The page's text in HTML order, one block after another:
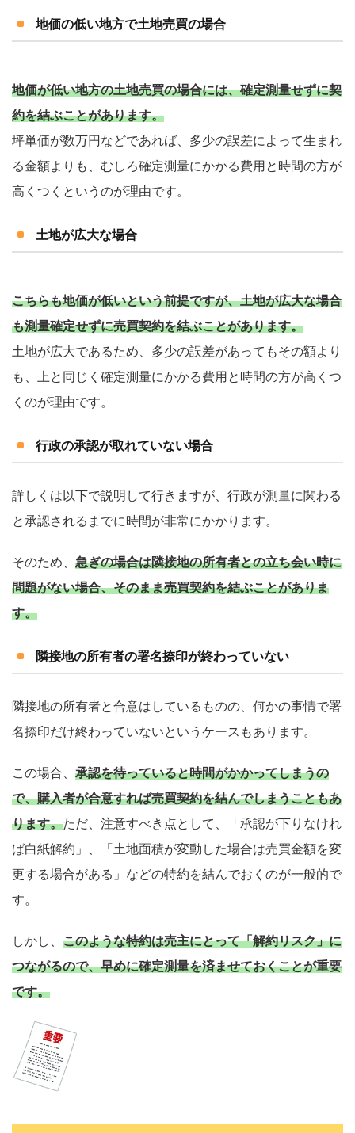
地価の低い地方で土地売買の場合
地価が低い地方の土地売買の場合には、確定測量せずに契
約を結ぶことがあります。
坪単価が数万円などであれば、多少の誤差によって生まれ
る金額よりも、むしろ確定測量にかかる費用と時間の方が
高くつくというのが理由です。
土地が広大な場合
こちらも地価が低いという前提ですが、土地が広大な場合
も測量確定せずに売買契約を結ぶことがあります。
土地が広大であるため、多少の誤差があってもその額より
も、上と同じく確定測量にかかる費用と時間の方が高くつ
くのが理由です。
行政の承認が取れていない場合
詳しくは以下で説明して行きますが、行政が測量に関わる
と承認されるまでに時間が非常にかかります。
そのため、 急ぎの場合は隣接地の所有者との立ち会い時に
問題がない場合、そのまま売買契約を結ぶことがありま
す。
隣接地の所有者の署名捺印が終わっていない
隣接地の所有者と合意はしているものの、何かの事情で署
名捺印だけ終わっていないというケースもあります。
この場合、 承認を待っていると時間がかかってしまうの
で、購入者が合意すれば売買契約を結んでしまうこともあ
ります。ただ、注意すべき点として、「承認が下りなけれ
ば白紙解約」、「土地面積が変動した場合は売買金額を変
更する場合がある」などの特約を結んでおくのが一般的で
す。
しかし、 このような特約は売主にとって「解約リスク」に
つながるので、早めに確定測量を済ませておくことが重要
です。